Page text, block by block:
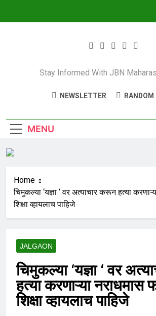
JBN
Stay Informed With JBN
NEWSLETTER RANDOM
MENU
Home
चिमुकल्या ‘यज्ञा ‘ वर अत्याचार करून हत्या
शिक्षा व्हायलाच पाहिजे
JALGAON
चिमुकल्या ‘यज्ञा ‘ वर
हत्या करणाऱ्या नराधमास
शिक्षा व्हायलाच पाहिजे